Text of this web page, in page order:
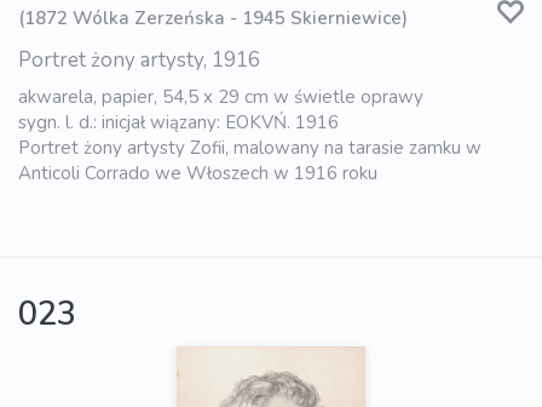
(1872 Wólka Zerzeńska - 1945 Skierniewice)
Portret żony artysty, 1916
akwarela, papier, 54,5 x 29 cm w świetle oprawy
sygn. l. d.: inicjał wiązany: EOKVŃ. 1916
Portret żony artysty Zofii, malowany na tarasie zamku w
Anticoli Corrado we Włoszech w 1916 roku
023